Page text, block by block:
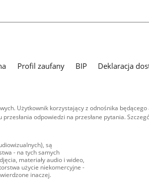
Profil zaufany BIP
Deklaracja
Użytkownik korzystający z odnośnika
odpowiedzi na przesłane pytania.
są
- na tych samych
materiały audio i wideo,
użycie niekomercyjne -
inaczej.